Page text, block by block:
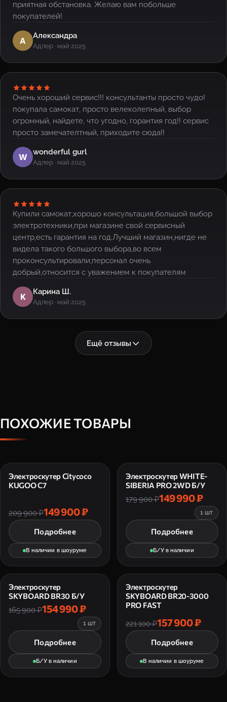
приятная обстановка. Желаю вам побольше
покупателей!
А Александра
Адлер · май 2025
Очень хороший сервис!!! консультанты просто чудо!
покупала самокат, просто велеколепный, выбор
огромный, найдете, что угодно, горантия год!! сервис
просто замечателтный, приходите сюда!!
W wonderful gurl
Адлер · май 2025
Купили самокат,хорошо консультация,большой выбор
электротехники,при магазине свой сервисный
центр,есть гарантия на год.Лучший магазин,нигде не
видела такого большого выбора,во всем
проконсультировали,персонал очень
добрый,относится с уважением к покупателям
К Карина Ш.
Адлер · май 2025
Ещё отзывы
ПОХОЖИЕ ТОВАРЫ
Электроскутер Citycoco
KUGOO C7
209 900 ₽149 900 ₽
Подробнее
В наличии в шоуруме
Электроскутер WHITE-
SIBERIA PRO 2WD Б/У
179 900 ₽149 990 ₽
1 шт
Подробнее
Б/У в наличии
Электроскутер
SKYBOARD BR30 Б/У
165 900 ₽154 990 ₽
1 шт
Подробнее
Б/У в наличии
Электроскутер
SKYBOARD BR20-3000
PRO FAST
221 100 ₽157 900 ₽
Подробнее
В наличии в шоуруме